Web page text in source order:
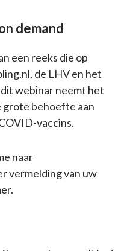
demand
een reeks die op
de LHV en het
webinar neemt het
grote behoefte aan
vaccins.
naar
vermelding van uw